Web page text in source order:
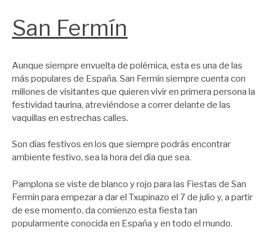
San Fermín
Aunque siempre envuelta de polémica, esta es una de las
más populares de España. San Fermín siempre cuenta con
millones de visitantes que quieren vivir en primera persona la
festividad taurina, atreviéndose a correr delante de las
vaquillas en estrechas calles.
Son días festivos en los que siempre podrás encontrar
ambiente festivo, sea la hora del día que sea.
Pamplona se viste de blanco y rojo para las Fiestas de San
Fermín para empezar a dar el Txupinazo el 7 de julio y, a partir
de ese momento, da comienzo esta fiesta tan
popularmente conocida en España y en todo el mundo.